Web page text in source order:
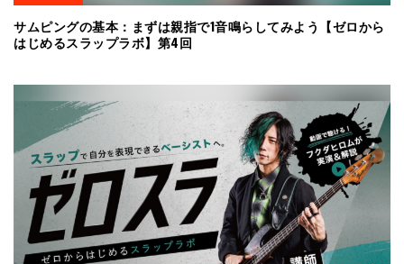
サムピングの基本：まずは親指で1音鳴らしてみよう【ゼロから
はじめるスラップラボ】第4回